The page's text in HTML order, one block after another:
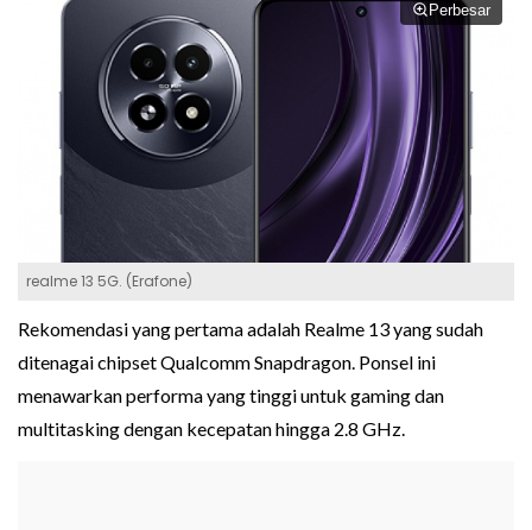
Perbesar
realme 13 5G. (Erafone)
Rekomendasi yang pertama adalah Realme 13 yang sudah
ditenagai chipset Qualcomm Snapdragon. Ponsel ini
menawarkan performa yang tinggi untuk gaming dan
multitasking dengan kecepatan hingga 2.8 GHz.